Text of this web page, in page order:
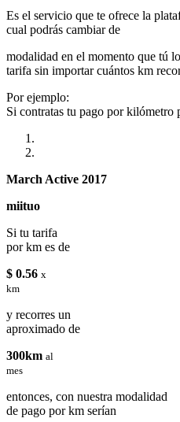
Es el servicio que te ofrece la
cual podrás cambiar de
modalidad en el momento que tú
tarifa sin importar cuántos km
Por ejemplo:
Si contratas tu pago por kilómetro
March Active 2017
miituo
Si tu tarifa
por km es de
$ 0.56 x
km
y recorres un
aproximado de
300km al
mes
entonces, con nuestra modalidad
de pago por km serían